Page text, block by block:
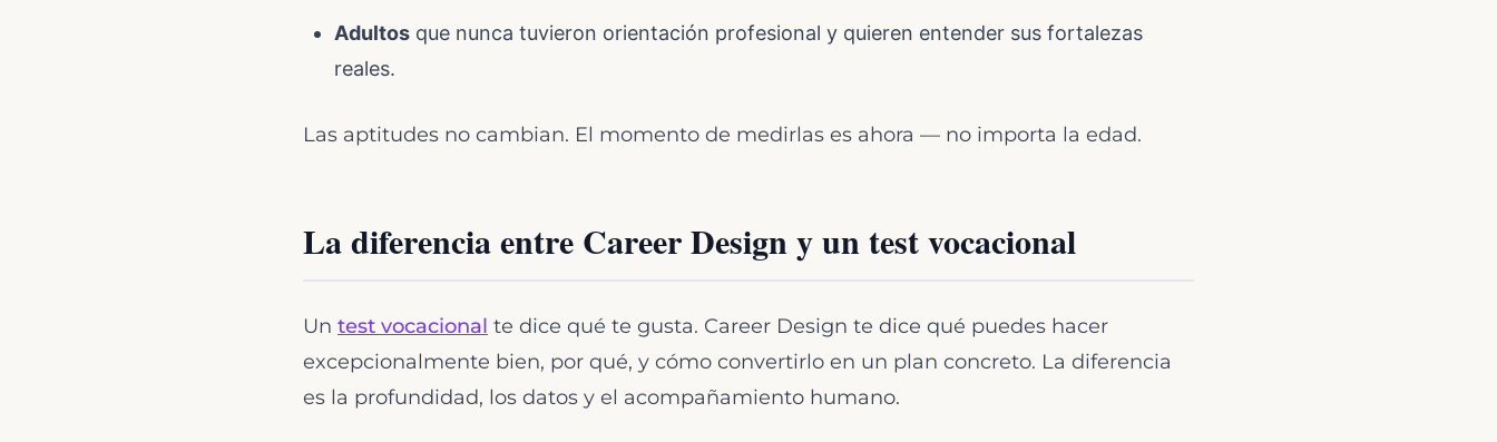
Adultos que nunca tuvieron orientación profesional y quieren entender sus fortalezas
reales.
Las aptitudes no cambian. El momento de medirlas es ahora — no importa la edad.
La diferencia entre Career Design y un test vocacional
Un test vocacional te dice qué te gusta. Career Design te dice qué puedes hacer
excepcionalmente bien, por qué, y cómo convertirlo en un plan concreto. La diferencia
es la profundidad, los datos y el acompañamiento humano.